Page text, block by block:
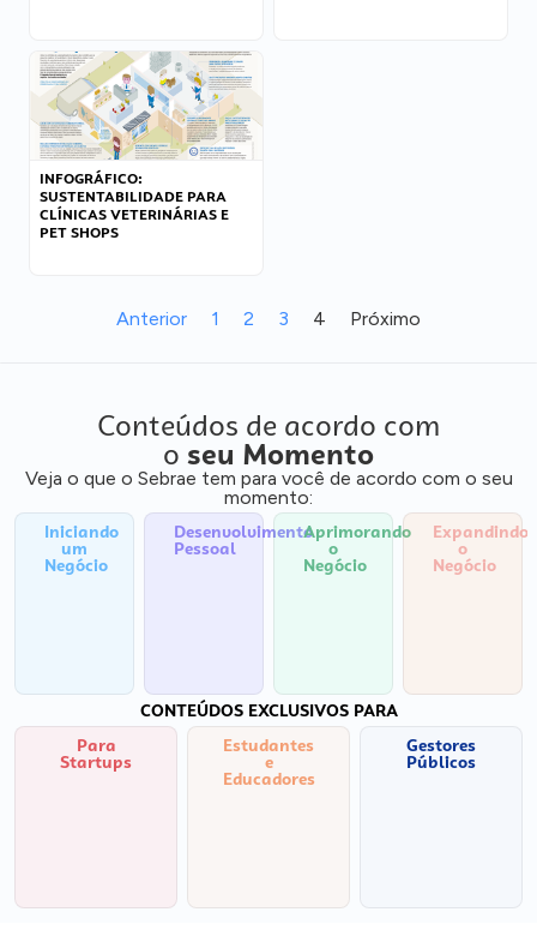
INFOGRÁFICO:
SUSTENTABILIDADE PARA
CLÍNICAS VETERINÁRIAS E
PET SHOPS
Anterior 1 2 3 4 Próximo
Conteúdos de acordo com
o seu Momento
Veja o que o Sebrae tem para você de acordo com o seu
momento:
Iniciando
um
Negócio
Desenvolvimento
Pessoal
Aprimorando
o
Negócio
Expandindo
o
Negócio
CONTEÚDOS EXCLUSIVOS PARA
Para
Startups
Estudantes
e
Educadores
Gestores
Públicos